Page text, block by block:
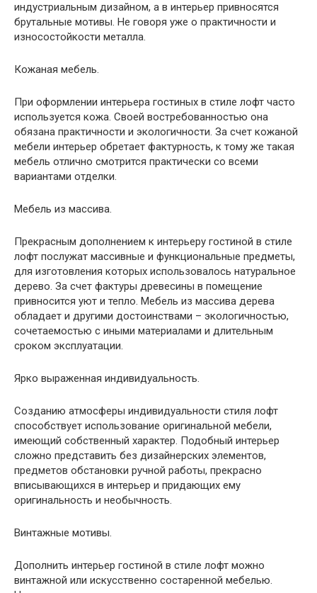
индустриальным дизайном, а в интерьер привносятся
брутальные мотивы. Не говоря уже о практичности и
износостойкости металла.
Кожаная мебель.
При оформлении интерьера гостиных в стиле лофт часто
используется кожа. Своей востребованностью она
обязана практичности и экологичности. За счет кожаной
мебели интерьер обретает фактурность, к тому же такая
мебель отлично смотрится практически со всеми
вариантами отделки.
Мебель из массива.
Прекрасным дополнением к интерьеру гостиной в стиле
лофт послужат массивные и функциональные предметы,
для изготовления которых использовалось натуральное
дерево. За счет фактуры древесины в помещение
привносится уют и тепло. Мебель из массива дерева
обладает и другими достоинствами – экологичностью,
сочетаемостью с иными материалами и длительным
сроком эксплуатации.
Ярко выраженная индивидуальность.
Созданию атмосферы индивидуальности стиля лофт
способствует использование оригинальной мебели,
имеющий собственный характер. Подобный интерьер
сложно представить без дизайнерских элементов,
предметов обстановки ручной работы, прекрасно
вписывающихся в интерьер и придающих ему
оригинальность и необычность.
Винтажные мотивы.
Дополнить интерьер гостиной в стиле лофт можно
винтажной или искусственно состаренной мебелью.